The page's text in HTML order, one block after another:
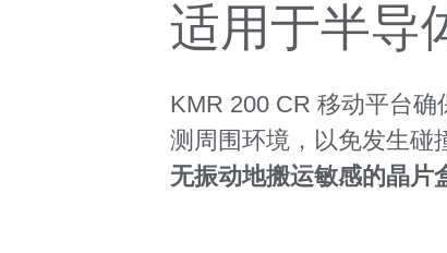
适用于半导
KMR 200 CR 移动平台确
测周围环境，以免发生碰
无振动地搬运敏感的晶片